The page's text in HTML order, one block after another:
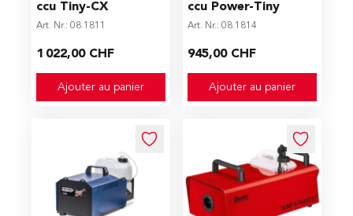
ccu Tiny-CX
Art. Nr.: 08.1811
1 022,00 CHF
Ajouter au panier
ccu Power-Tiny
Art. Nr.: 08.1814
945,00 CHF
Ajouter au panier